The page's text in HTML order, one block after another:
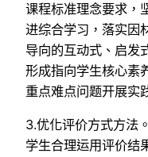
课程标准理念要求，
进综合学习，落实因
导向的互动式、启发
形成指向学生核心素
重点难点问题开展实
3.优化评价方式方法
学生合理运用评价结